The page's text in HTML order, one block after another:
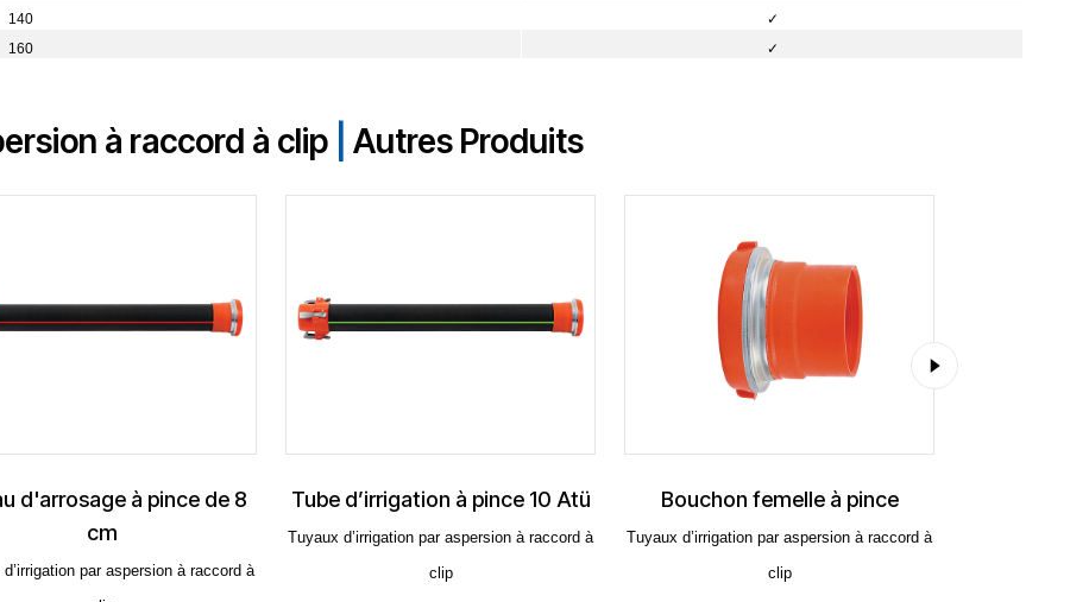
140
✓
160
✓
à raccord à clip Autres Produits
de 8
à raccord à
Tube d’irrigation à pince 10 Atü
Tuyaux d’irrigation par aspersion à raccord à
clip
Bouchon femelle à pince
Tuyaux d’irrigation par aspersion à raccord à
Bouchon mâle à pince
Tuyaux d’irrigation par aspersion à